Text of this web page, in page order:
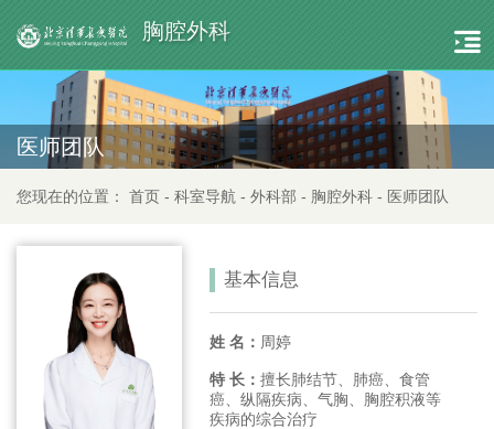
胸腔外科
医师团队
您现在的位置： 首页 - 科室导航 - 外科部 - 胸腔外科 - 医师团队
基本信息
姓 名： 周婷
特 长： 擅长肺结节、肺癌、食管
癌、纵隔疾病、气胸、胸腔积液等
疾病的综合治疗